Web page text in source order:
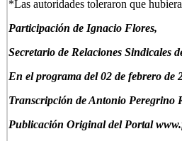
*Las autoridades toleraron que
Participación de Ignacio Flores,
Secretario de Relaciones Sindicales
En el programa del 02 de febrero de
Transcripción de Antonio Peregrino
Publicación Original del Portal